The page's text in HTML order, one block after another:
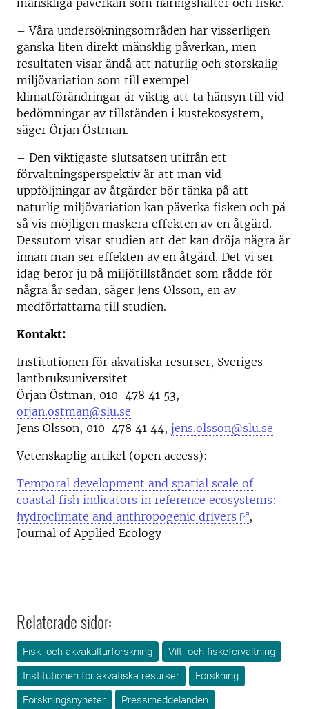
mänskliga påverkan som näringshalter och fiske.
– Våra undersökningsområden har visserligen
ganska liten direkt mänsklig påverkan, men
resultaten visar ändå att naturlig och storskalig
miljövariation som till exempel
klimatförändringar är viktig att ta hänsyn till vid
bedömningar av tillstånden i kustekosystem,
säger Örjan Östman.
– Den viktigaste slutsatsen utifrån ett
förvaltningsperspektiv är att man vid
uppföljningar av åtgärder bör tänka på att
naturlig miljövariation kan påverka fisken och på
så vis möjligen maskera effekten av en åtgärd.
Dessutom visar studien att det kan dröja några år
innan man ser effekten av en åtgärd. Det vi ser
idag beror ju på miljötillståndet som rådde för
några år sedan, säger Jens Olsson, en av
medförfattarna till studien.
Kontakt:
Institutionen för akvatiska resurser, Sveriges
lantbruksuniversitet
Örjan Östman, 010-478 41 53,
orjan.ostman@slu.se
Jens Olsson, 010-478 41 44, jens.olsson@slu.se
Vetenskaplig artikel (open access):
Temporal development and spatial scale of
coastal fish indicators in reference ecosystems:
hydroclimate and anthropogenic drivers
,
Journal of Applied Ecology
Relaterade sidor:
Fisk- och akvakulturforskning
Vilt- och fiskeförvaltning
Institutionen för akvatiska resurser
Forskning
Forskningsnyheter
Pressmeddelanden